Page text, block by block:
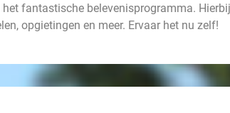
fantastische belevenisprogramma.
opgietingen en meer. Ervaar het nu zelf!